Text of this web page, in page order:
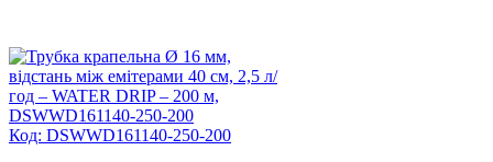
Код: DSWWD161140-250-200